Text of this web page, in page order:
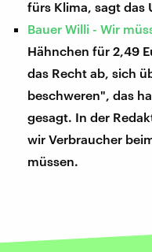
fürs Klima, sagt das
Bauer Willi - Wir
Hähnchen für 2,49
das Recht ab, sich
beschweren", das
gesagt. In der
wir Verbraucher
müssen.